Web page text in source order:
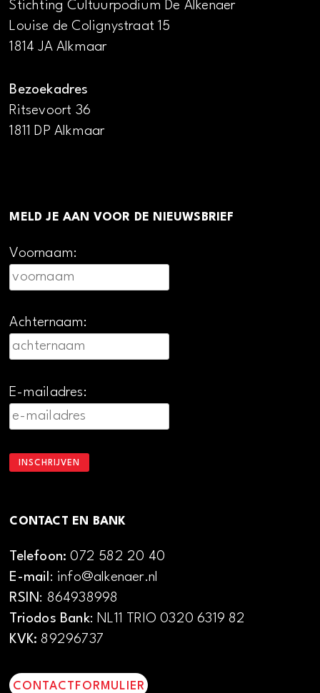
Stichting Cultuurpodium De Alkenaer
Louise de Colignystraat 15
1814 JA Alkmaar
Bezoekadres
Ritsevoort 36
1811 DP Alkmaar
MELD JE AAN VOOR DE NIEUWSBRIEF
Voornaam:
Achternaam:
E-mailadres:
CONTACT EN BANK
Telefoon:072 582 20 40
E-mail: info@alkenaer.nl
RSIN: 864938998
Triodos Bank: NL11 TRIO 0320 6319 82
KVK: 89296737
CONTACTFORMULIER